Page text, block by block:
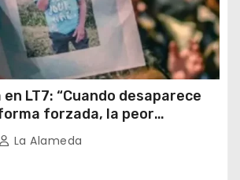
LT7: “Cuando desaparece
forzada, la peor
y así debe seguir
Loan”
La Alameda